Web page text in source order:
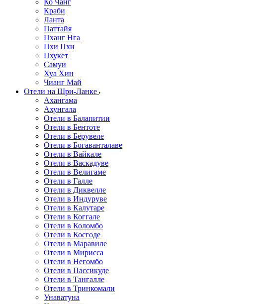
Ко Чанг
Краби
Ланта
Паттайя
Пханг Нга
Пхи Пхи
Пхукет
Самуи
Хуа Хин
Чианг Май
Отели на Шри-Ланке
Ахангама
Ахунгала
Отели в Балапитии
Отели в Бентоте
Отели в Берувеле
Отели в Богаванталаве
Отели в Вайкале
Отели в Васкадуве
Отели в Велигаме
Отели в Галле
Отели в Диквелле
Отели в Индуруве
Отели в Калутаре
Отели в Коггале
Отели в Коломбо
Отели в Косгоде
Отели в Маравиле
Отели в Мирисса
Отели в Негомбо
Отели в Пассикуде
Отели в Тангалле
Отели в Тринкомали
Унаватуна